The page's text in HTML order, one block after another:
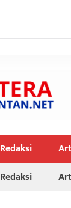
Redaksi
Redaksi